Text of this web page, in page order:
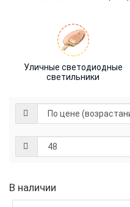
Уличные светодиодные
светильники
В наличии